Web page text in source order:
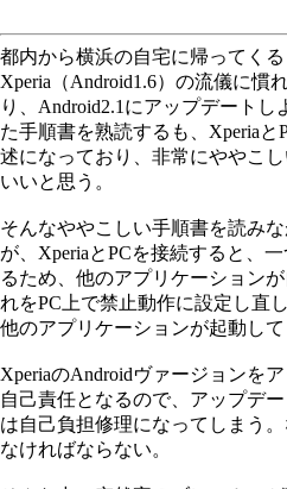
都内から横浜の自宅に帰ってく
Xperia（Android1.6）の流儀に慣
り、Android2.1にアップデート
た手順書を熟読するも、Xperia
述になっており、非常にややこ
いいと思う。
そんなややこしい手順書を読み
が、XperiaとPCを接続すると、
るため、他のアプリケーション
れをPC上で禁止動作に設定し直
他のアプリケーションが起動して
XperiaのAndroidヴァージョンを
自己責任となるので、アップデ
は自己負担修理になってしまう
なければならない。